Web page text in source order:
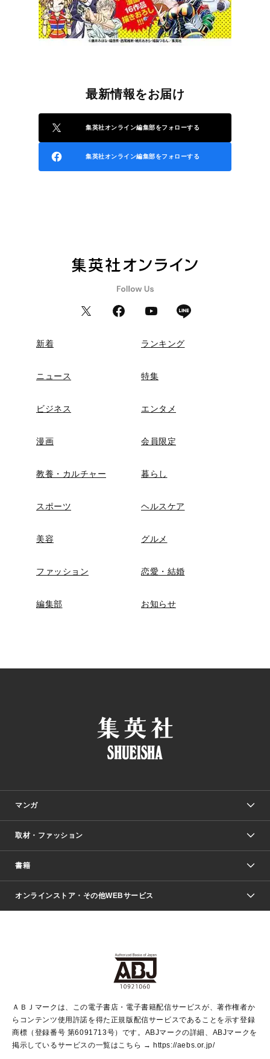
最新情報をお届け
集英社オンライン編集部をフォローする
集英社オンライン編集部をフォローする
新着 ランキング
ニュース 特集
ビジネス エンタメ
漫画 会員限定
教養・カルチャー 暮らし
スポーツ ヘルスケア
美容 グルメ
ファッション 恋愛・結婚
編集部 お知らせ
マンガ
少年マンガ
Vジャンプ
ジャンプルーキー！
ジャンプTOON
S-MANGA
週刊ヤングジャンプ
ウルトラジャンプ
少女マンガ
リマコミ＋
マンガMeets
月刊オフィスユー
取材・ファッション
Seventeen
LEE
Marisol
芸能・情報・スポーツ
パラスポ＋！
書籍
文芸・文庫・総合
青春と読書
アジア人物史
集英社新書
集英社新書プラス
よみタイ
ライトノベル・ノベライズ
集英社Webマガジン Cobalt
集英社オレンジ文庫
シフォン文庫
集英社みらい文庫
S-KIDS.LAND
オンラインストア・その他WEBサービス
SHUEISHA MANGA-ART HERITAGE
HAPPY PLUS STORE
shueisha vox
EDITOR'S LAB
ＡＢＪマークは、この電子書店・電子書籍配信サービスが、著作権者か
らコンテンツ使用許諾を得た正規版配信サービスであることを示す登録
商標（登録番号 第6091713号）です。ABJマークの詳細、ABJマークを
掲示しているサービスの一覧はこちら → https://aebs.or.jp/